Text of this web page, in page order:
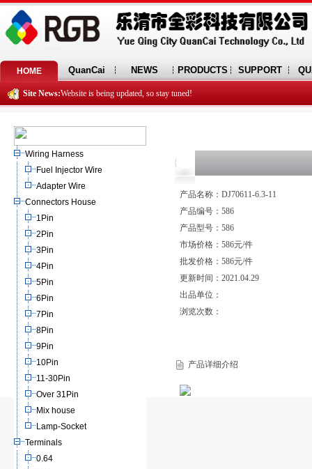
HOME QuanCai NEWS PRODUCTS SUPPORT
Site News:Website is being updated, so stay tuned!
Wiring Harness
Fuel Injector Wire
Adapter Wire
Connectors House
1Pin
2Pin
3Pin
4Pin
5Pin
6Pin
7Pin
8Pin
9Pin
10Pin
11-30Pin
Over 31Pin
Mix house
Lamp-Socket
Terminals
0.64
产品名称：DJ70611-6.3-11
产品编号：586
产品型号：586
市场价格：586元/件
批发价格：586元/件
更新时间：2021.04.29
出品单位：
浏览次数：
产品详细介绍